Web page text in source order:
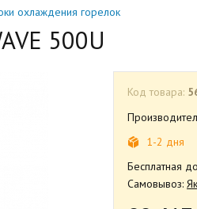
охлаждения горелок
500U
Код товара:
1-2 дня
Бесплатная
Самовывоз: